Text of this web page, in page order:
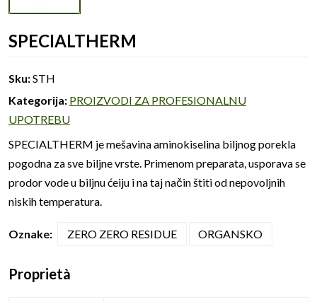
SPECIALTHERM
Sku:STH
Kategorija: PROIZVODI ZA PROFESIONALNU
UPOTREBU
SPECIALTHERM je mešavina aminokiselina biljnog porekla
pogodna za sve biljne vrste. Primenom preparata, usporava se
prodor vode u biljnu ćeiju i na taj način štiti od nepovoljnih
niskih temperatura.
Oznake: ZERO ZERO RESIDUE ORGANSKO
Proprietà